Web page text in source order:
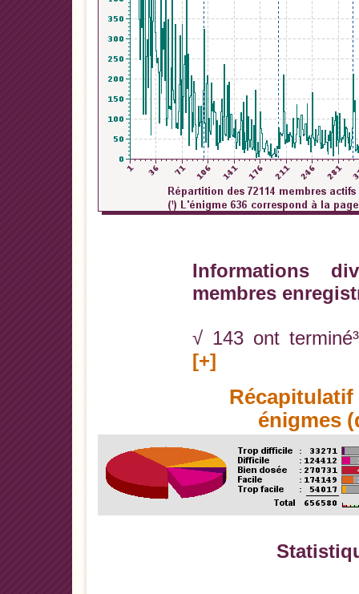
Informations
membres
√ 143 ont
[+]
Récapitulatif
énigmes